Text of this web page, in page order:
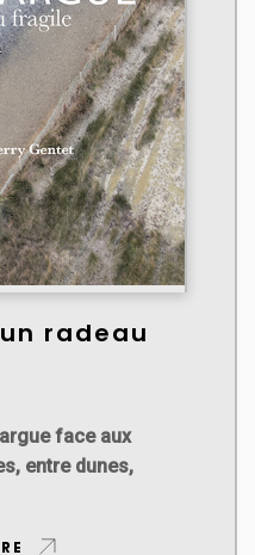
radeau
face aux
entre dunes,